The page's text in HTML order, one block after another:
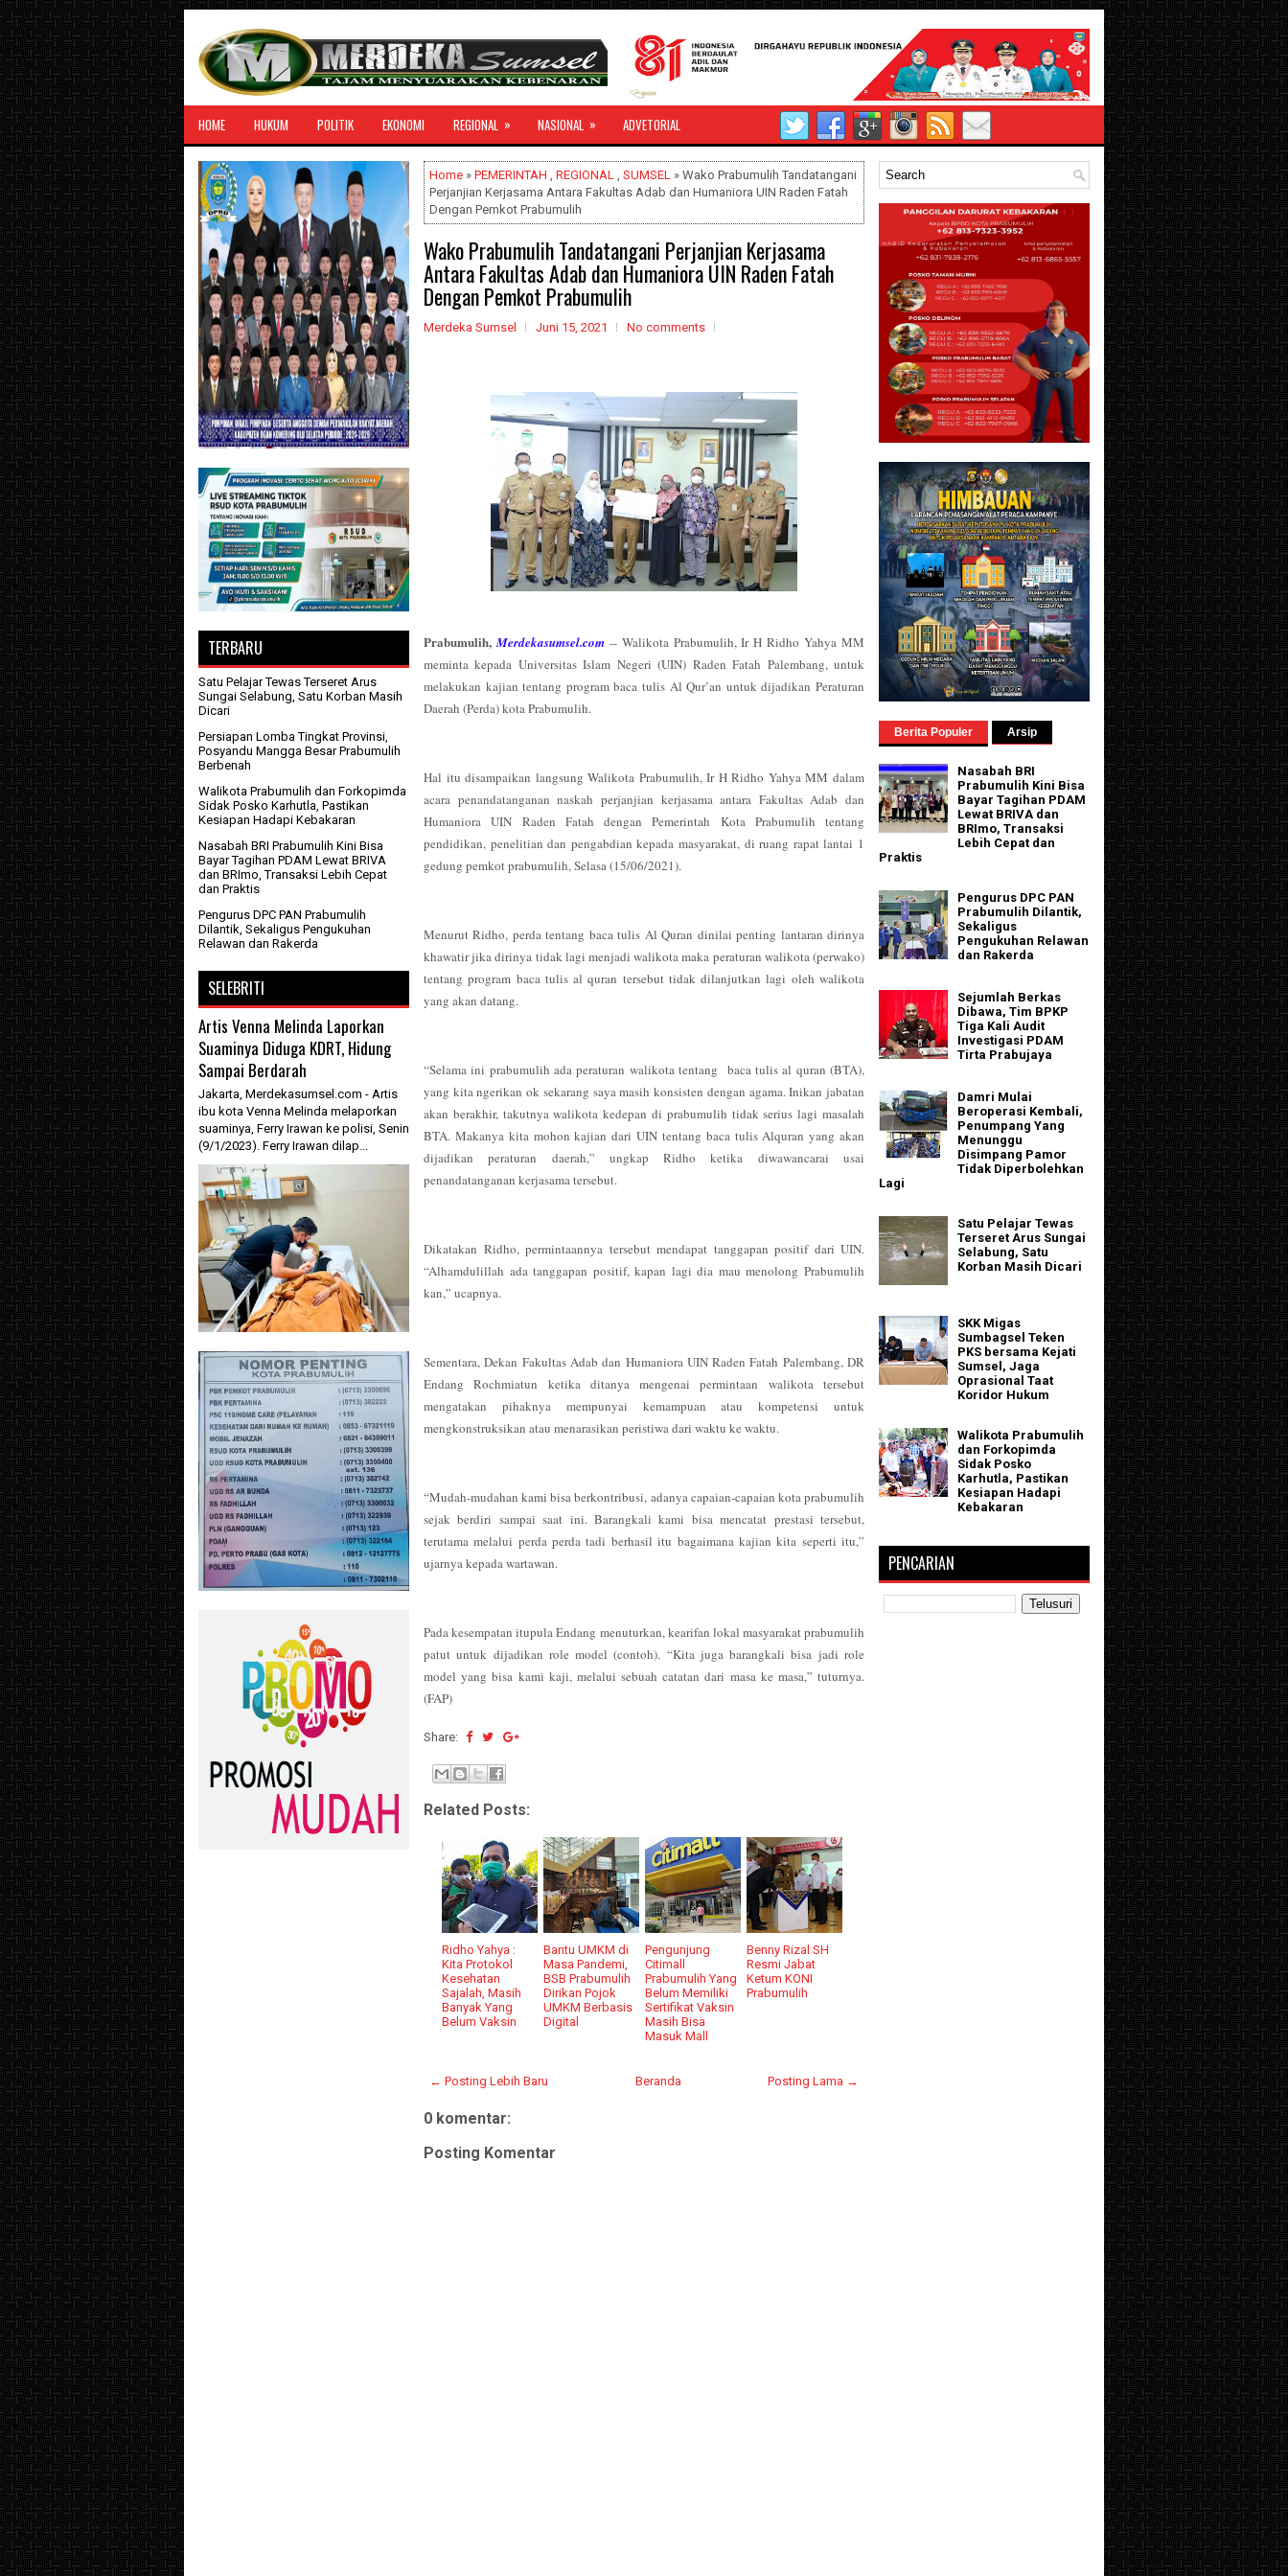
HOME HUKUM POLITIK EKONOMI REGIONAL » NASIONAL » ADVETORIAL
Home » PEMERINTAH , REGIONAL , SUMSEL » Wako Prabumulih Tandatangani
Perjanjian Kerjasama Antara Fakultas Adab dan Humaniora UIN Raden Fatah
Dengan Pemkot Prabumulih
Wako Prabumulih Tandatangani Perjanjian Kerjasama
Antara Fakultas Adab dan Humaniora UIN Raden Fatah
Dengan Pemkot Prabumulih
Merdeka Sumsel Juni 15, 2021 No comments
Prabumulih,Merdekasumsel.com-- Walikota Prabumulih, Ir H Ridho Yahya MM
meminta kepada Universitas Islam Negeri (UIN) Raden Fatah Palembang, untuk
melakukan kajian tentang program baca tulis Al Qur’an untuk dijadikan Peraturan
Daerah (Perda) kota Prabumulih.
Hal itu disampaikan langsung Walikota Prabumulih, Ir H Ridho Yahya MM dalam
acara penandatanganan naskah perjanjian kerjasama antara Fakultas Adab dan
Humaniora UIN Raden Fatah dengan Pemerintah Kota Prabumulih tentang
pendidikan, penelitian dan pengabdian kepada masyarakat, di ruang rapat lantai 1
gedung pemkot prabumulih, Selasa (15/06/2021).
Menurut Ridho, perda tentang baca tulis Al Quran dinilai penting lantaran dirinya
khawatir jika dirinya tidak lagi menjadi walikota maka peraturan walikota (perwako)
tentang program baca tulis al quran tersebut tidak dilanjutkan lagi oleh walikota
yang akan datang.
“Selama ini prabumulih ada peraturan walikota tentang baca tulis al quran (BTA),
yang kita ngerikan ok sekarang saya masih konsisten dengan agama. Inikan jabatan
akan berakhir, takutnya walikota kedepan di prabumulih tidak serius lagi masalah
BTA. Makanya kita mohon kajian dari UIN tentang baca tulis Alquran yang akan
dijadikan peraturan daerah,” ungkap Ridho ketika diwawancarai usai
penandatanganan kerjasama tersebut.
Dikatakan Ridho, permintaannya tersebut mendapat tanggapan positif dari UIN.
“Alhamdulillah ada tanggapan positif, kapan lagi dia mau menolong Prabumulih
kan,” ucapnya.
Sementara, Dekan Fakultas Adab dan Humaniora UIN Raden Fatah Palembang, DR
Endang Rochmiatun ketika ditanya mengenai permintaan walikota tersebut
mengatakan pihaknya mempunyai kemampuan atau kompetensi untuk
mengkonstruksikan atau menarasikan peristiwa dari waktu ke waktu.
“Mudah-mudahan kami bisa berkontribusi, adanya capaian-capaian kota prabumulih
sejak berdiri sampai saat ini. Barangkali kami bisa mencatat prestasi tersebut,
terutama melalui perda perda tadi berhasil itu bagaimana kajian kita seperti itu,”
ujarnya kepada wartawan.
Pada kesempatan itupula Endang menuturkan, kearifan lokal masyarakat prabumulih
patut untuk dijadikan role model (contoh). “Kita juga barangkali bisa jadi role
model yang bisa kami kaji, melalui sebuah catatan dari masa ke masa,” tuturnya.
(FAP)
Share:
Related Posts:
Ridho Yahya :
Kita Protokol
Kesehatan
Sajalah, Masih
Banyak Yang
Belum Vaksin
Bantu UMKM di
Masa Pandemi,
BSB Prabumulih
Dirikan Pojok
UMKM Berbasis
Digital
Pengunjung
Citimall
Prabumulih Yang
Belum Memiliki
Sertifikat Vaksin
Masih Bisa
Masuk Mall
Benny Rizal SH
Resmi Jabat
Ketum KONI
Prabumulih
← Posting Lebih Baru Posting Lama →
Beranda
0 komentar:
Posting Komentar
TERBARU
Satu Pelajar Tewas Terseret Arus
Sungai Selabung, Satu Korban Masih
Dicari
Persiapan Lomba Tingkat Provinsi,
Posyandu Mangga Besar Prabumulih
Berbenah
Walikota Prabumulih dan Forkopimda
Sidak Posko Karhutla, Pastikan
Kesiapan Hadapi Kebakaran
Nasabah BRI Prabumulih Kini Bisa
Bayar Tagihan PDAM Lewat BRIVA
dan BRImo, Transaksi Lebih Cepat
dan Praktis
Pengurus DPC PAN Prabumulih
Dilantik, Sekaligus Pengukuhan
Relawan dan Rakerda
SELEBRITI
Artis Venna Melinda Laporkan
Suaminya Diduga KDRT, Hidung
Sampai Berdarah
Jakarta, Merdekasumsel.com - Artis
ibu kota Venna Melinda melaporkan
suaminya, Ferry Irawan ke polisi, Senin
(9/1/2023). Ferry Irawan dilap...
Berita Populer Arsip
Nasabah BRI
Prabumulih Kini Bisa
Bayar Tagihan PDAM
Lewat BRIVA dan
BRImo, Transaksi
Lebih Cepat dan
Praktis
Pengurus DPC PAN
Prabumulih Dilantik,
Sekaligus
Pengukuhan Relawan
dan Rakerda
Sejumlah Berkas
Dibawa, Tim BPKP
Tiga Kali Audit
Investigasi PDAM
Tirta Prabujaya
Damri Mulai
Beroperasi Kembali,
Penumpang Yang
Menunggu
Disimpang Pamor
Tidak Diperbolehkan
Lagi
Satu Pelajar Tewas
Terseret Arus Sungai
Selabung, Satu
Korban Masih Dicari
SKK Migas
Sumbagsel Teken
PKS bersama Kejati
Sumsel, Jaga
Oprasional Taat
Koridor Hukum
Walikota Prabumulih
dan Forkopimda
Sidak Posko
Karhutla, Pastikan
Kesiapan Hadapi
Kebakaran
PENCARIAN